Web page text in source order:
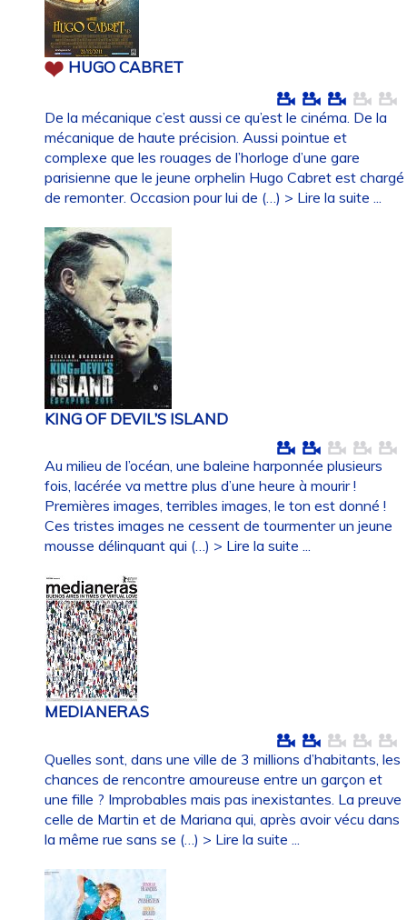
HUGO CABRET
De la mécanique c’est aussi ce qu’est le cinéma. De la
mécanique de haute précision. Aussi pointue et
complexe que les rouages de l’horloge d’une gare
parisienne que le jeune orphelin Hugo Cabret est chargé
de remonter. Occasion pour lui de (…) > Lire la suite ...
KING OF DEVIL’S ISLAND
Au milieu de l’océan, une baleine harponnée plusieurs
fois, lacérée va mettre plus d’une heure à mourir !
Premières images, terribles images, le ton est donné !
Ces tristes images ne cessent de tourmenter un jeune
mousse délinquant qui (…) > Lire la suite ...
MEDIANERAS
Quelles sont, dans une ville de 3 millions d’habitants, les
chances de rencontre amoureuse entre un garçon et
une fille ? Improbables mais pas inexistantes. La preuve
celle de Martin et de Mariana qui, après avoir vécu dans
la même rue sans se (…) > Lire la suite ...